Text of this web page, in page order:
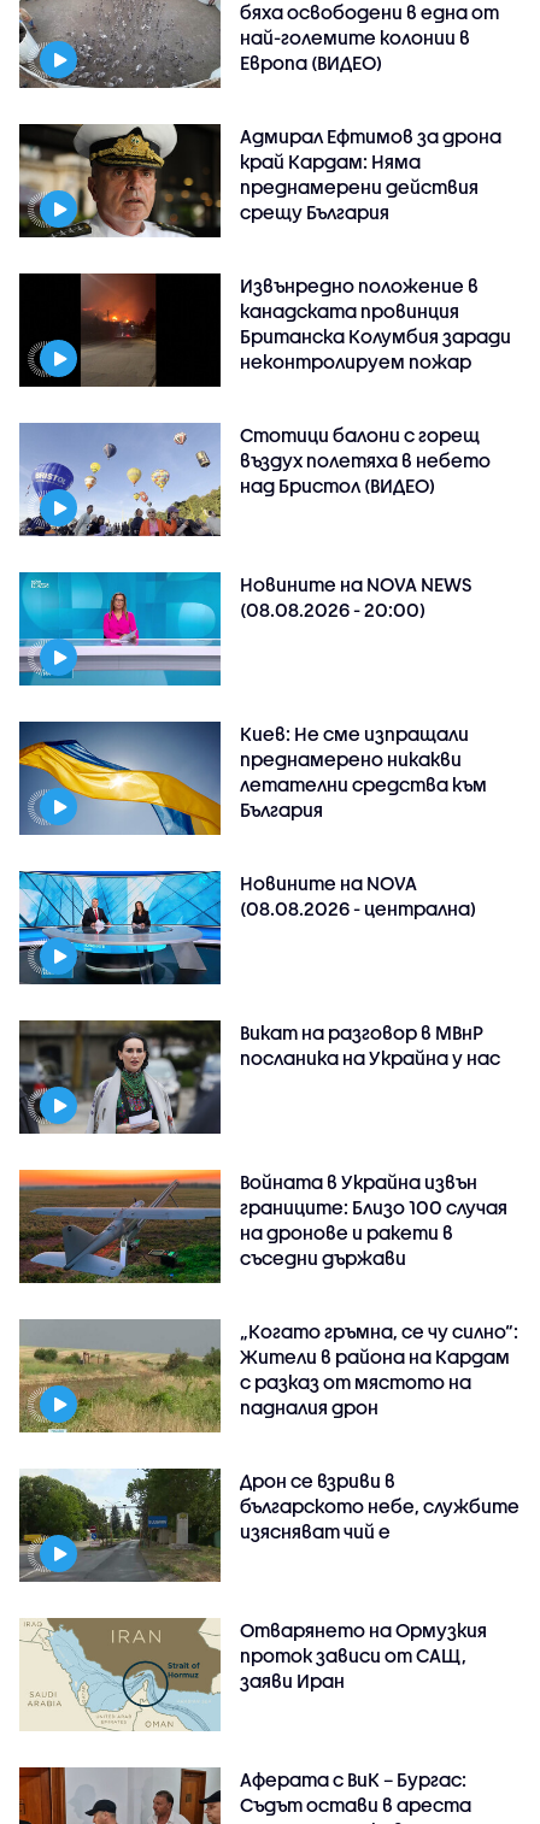
бяха освободени в една от
най-големите колонии в
Европа (ВИДЕО)
Адмирал Ефтимов за дрона
край Кардам: Няма
преднамерени действия
срещу България
Извънредно положение в
канадската провинция
Британска Колумбия заради
неконтролируем пожар
Стотици балони с горещ
въздух полетяха в небето
над Бристол (ВИДЕО)
Новините на NOVA NEWS
(08.08.2026 - 20:00)
Киев: Не сме изпращали
преднамерено никакви
летателни средства към
България
Новините на NOVA
(08.08.2026 - централна)
Викат на разговор в МВнР
посланика на Украйна у нас
Войната в Украйна извън
границите: Близо 100 случая
на дронове и ракети в
съседни държави
„Когато гръмна, се чу силно“:
Жители в района на Кардам
с разказ от мястото на
падналия дрон
Дрон се взриви в
българското небе, службите
изясняват чий е
Отварянето на Ормузкия
проток зависи от САЩ,
заяви Иран
Аферата с ВиК – Бургас:
Съдът остави в ареста